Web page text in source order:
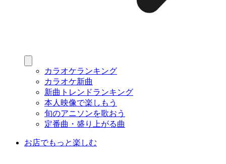
カラオケランキング
カラオケ新曲
新曲トレンドランキング
本人映像で楽しもう
旬のアニソンを歌おう
定番曲・盛り上がる曲
お店でもっと楽しむ